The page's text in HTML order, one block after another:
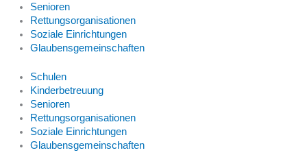
Senioren
Rettungsorganisationen
Soziale Einrichtungen
Glaubensgemeinschaften
Schulen
Kinderbetreuung
Senioren
Rettungsorganisationen
Soziale Einrichtungen
Glaubensgemeinschaften